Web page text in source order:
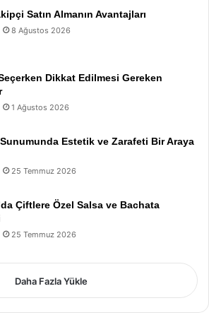
Satın Almanın Avantajları
8 Ağustos 2026
Dikkat Edilmesi Gereken
1 Ağustos 2026
Estetik ve Zarafeti Bir Araya
25 Temmuz 2026
Çiftlere Özel Salsa ve Bachata
25 Temmuz 2026
Daha Fazla Yükle